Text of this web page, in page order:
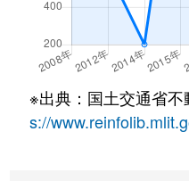
※出典：国土交通省
s://